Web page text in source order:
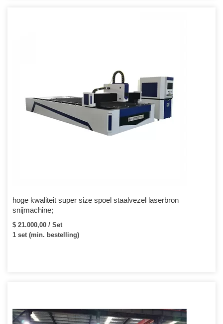
hoge kwaliteit super size spoel staalvezel laserbron
snijmachine;
$ 21.000,00 / Set
1 set (min. bestelling)